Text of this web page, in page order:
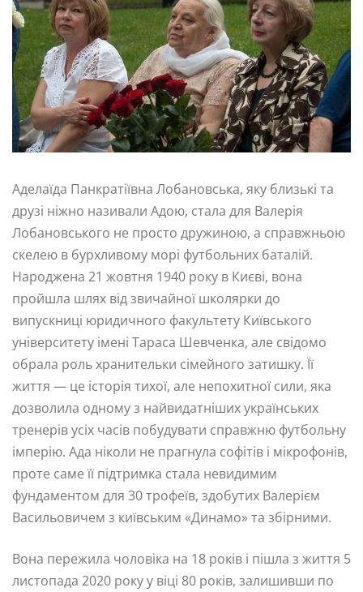
Аделаїда Панкратіївна Лобановська, яку близькі та
друзі ніжно називали Адою, стала для Валерія
Лобановського не просто дружиною, а справжньою
скелею в бурхливому морі футбольних баталій.
Народжена 21 жовтня 1940 року в Києві, вона
пройшла шлях від звичайної школярки до
випускниці юридичного факультету Київського
університету імені Тараса Шевченка, але свідомо
обрала роль хранительки сімейного затишку. Її
життя — це історія тихої, але непохитної сили, яка
дозволила одному з найвидатніших українських
тренерів усіх часів побудувати справжню футбольну
імперію. Ада ніколи не прагнула софітів і мікрофонів,
проте саме її підтримка стала невидимим
фундаментом для 30 трофеїв, здобутих Валерієм
Васильовичем з київським «Динамо» та збірними.
Вона пережила чоловіка на 18 років і пішла з життя 5
листопада 2020 року у віці 80 років, залишивши по